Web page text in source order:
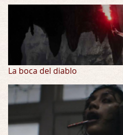
La boca del diablo